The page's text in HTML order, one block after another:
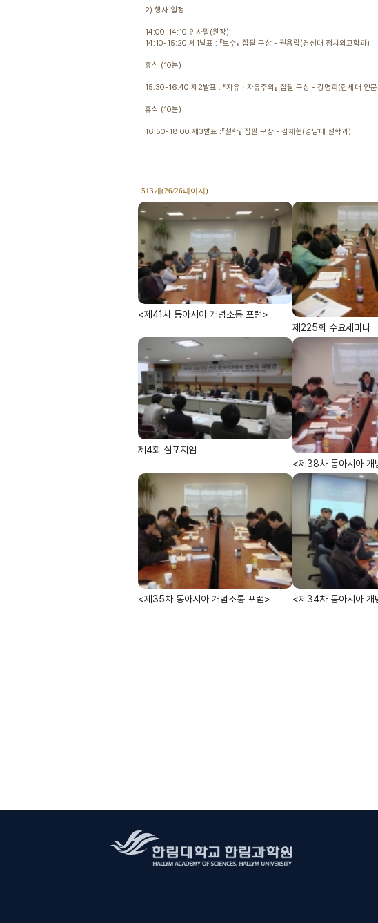
2) 행사 일정
14:00-14:10 인사말(원장)
14:10-15:20 제1발표 : 『보수』 집필 구상 - 권용립(경성대 정치외교학과)
휴식 (10분)
15:30-16:40 제2발표 : 『자유ㆍ자유주의』 집필 구상 - 강명희(한세대 인
휴식 (10분)
16:50-18:00 제3발표 :『철학』 집필 구상 - 김재현(경남대 철학과)
513개(26/26페이지)
<제41차 동아시아 개념소통 포럼>
제225회 수요세미나
제4회 심포지엄
<제38차 동아시아 개
<제35차 동아시아 개념소통 포럼> <제34차 동아시아 개